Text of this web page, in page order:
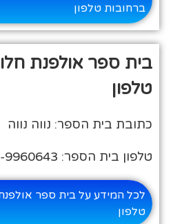
ברחובות טלפון
בית ספר אולפנת
טלפון
כתובת בית הספר: נווה נווה
טלפון בית הספר: 08-9960643
לכל המידע על בית ספר אולפנת
טלפון